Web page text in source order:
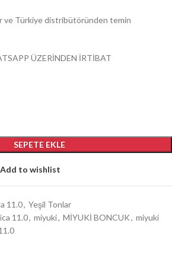
ve Türkiye distribütöründen temin
ÜZERİNDEN İRTİBAT
SEPETE EKLE
Add to wishlist
11.0, Yeşil Tonlar
11.0, miyuki, MİYUKİ BONCUK, miyuki